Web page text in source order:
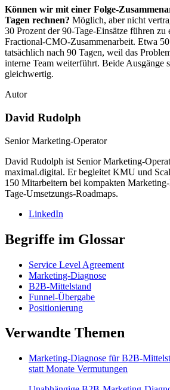
Können wir mit einer Folge-
Tagen rechnen? Möglich, aber nicht
30 Prozent der 90-Tage-Einsätze führen zu
Fractional-CMO-Zusammenarbeit. Etwa 50
tatsächlich nach 90 Tagen, weil das
interne Team weiterführt. Beide Ausgänge
gleichwertig.
Autor
David Rudolph
Senior Marketing-Operator
David Rudolph ist Senior Marketing-
maximal.digital. Er begleitet KMU und
150 Mitarbeitern bei kompakten
Tage-Umsetzungs-Roadmaps.
LinkedIn
Begriffe im Glossar
Service Level Agreement
Marketing-Diagnose
B2B-Mittelstand
Funnel-Übergabe
Positionierung
Verwandte Themen
Marketing-Diagnose für B2B-
statt Monate Vermutungen